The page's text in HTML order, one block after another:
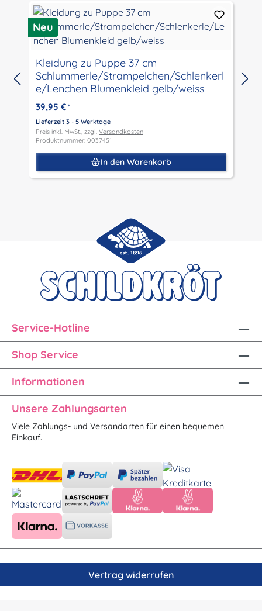
Neu
Kleidung zu Puppe 37 cm
Schlummerle/Strampelchen/Schlenkerl
e/Lenchen Blumenkleid gelb/weiss
39,95 € *
Lieferzeit 3 - 5 Werktage
Preis inkl. MwSt., zzgl. Versandkosten
Produktnummer: 0037451
In den Warenkorb
Service-Hotline
Shop Service
Informationen
Unsere Zahlungsarten
Viele Zahlungs- und Versandarten für einen bequemen
Einkauf.
Vertrag widerrufen